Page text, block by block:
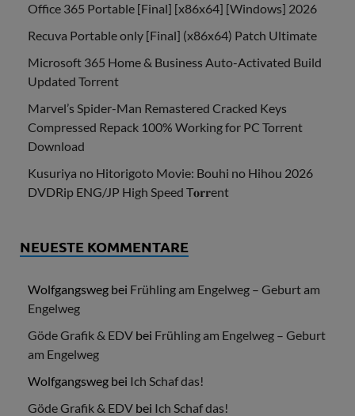
Office 365 Portable [Final] [x86x64] [Windows] 2026
Recuva Portable only [Final] (x86x64) Patch Ultimate
Microsoft 365 Home & Business Auto-Activated Build
Updated Torrent
Marvel’s Spider-Man Remastered Cracked Keys
Compressed Repack 100% Working for PC Torrent
Download
Kusuriya no Hitorigoto Movie: Bouhi no Hihou 2026
DVDRip ENG/JP High Speed T𝐨𝐫𝐫ent
NEUESTE KOMMENTARE
Wolfgangsweg bei Frühling am Engelweg – Geburt am
Engelweg
Göde Grafik & EDV bei Frühling am Engelweg – Geburt
am Engelweg
Wolfgangsweg bei Ich Schaf das!
Göde Grafik & EDV bei Ich Schaf das!